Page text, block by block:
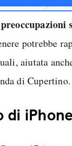
preoccupazioni
potrebbe
aiutata
di Cupertino.
di